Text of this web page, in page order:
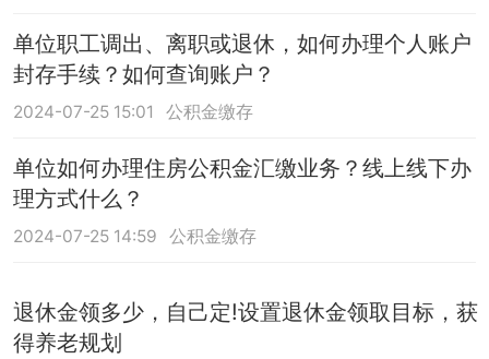
单位职工调出、离职或退休，如何办理个人账户
封存手续？如何查询账户？
2024-07-25 15:01 公积金缴存
单位如何办理住房公积金汇缴业务？线上线下办
理方式什么？
2024-07-25 14:59 公积金缴存
退休金领多少，自己定!设置退休金领取目标，获
得养老规划